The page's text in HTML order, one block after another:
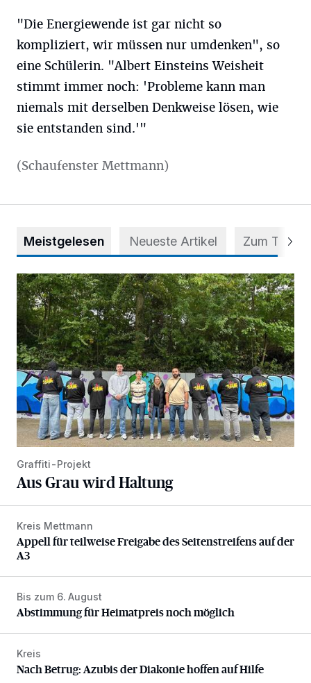
"Die Energiewende ist gar nicht so
kompliziert, wir müssen nur umdenken", so
eine Schülerin. "Albert Einsteins Weisheit
stimmt immer noch: 'Probleme kann man
niemals mit derselben Denkweise lösen, wie
sie entstanden sind.'"
(Schaufenster Mettmann)
Meistgelesen Neueste Artikel Zum Thema
Aus Grau wird Haltung
Graffiti-Projekt
Aus Grau wird Haltung
Appell für teilweise Freigabe des Seitenstreifens auf der A3
Kreis Mettmann
Appell für teilweise Freigabe des Seitenstreifens auf der
A3
Abstimmung für Heimatpreis noch möglich
Bis zum 6. August
Abstimmung für Heimatpreis noch möglich
Nach Betrug: Azubis der Diakonie hoffen auf Hilfe
Kreis
Nach Betrug: Azubis der Diakonie hoffen auf Hilfe